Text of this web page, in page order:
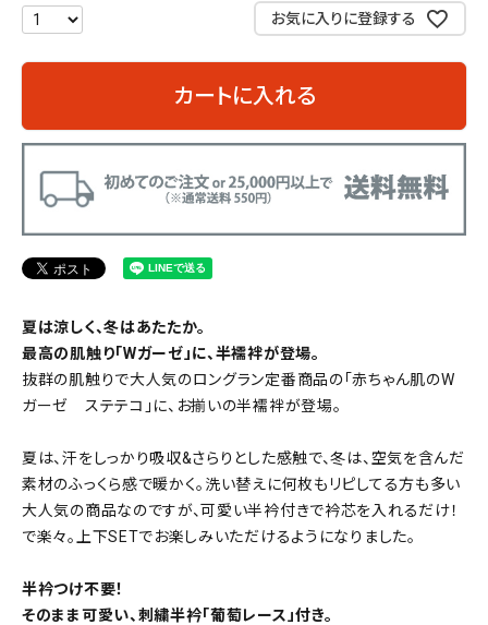
お気に入りに登録する
カートに入れる
夏は涼しく、冬はあたたか。
最高の肌触り「Wガーゼ」に、半襦袢が登場。
抜群の肌触りで大人気のロングラン定番商品の「赤ちゃん肌のW
ガーゼ ステテコ」に、お揃いの半襦袢が登場。
夏は、汗をしっかり吸収&さらりとした感触で、冬は、空気を含んだ
素材のふっくら感で暖かく。洗い替えに何枚もリピしてる方も多い
大人気の商品なのですが、可愛い半衿付きで衿芯を入れるだけ！
で楽々。上下SETでお楽しみいただけるようになりました。
半衿つけ不要！
そのまま可愛い、刺繍半衿「葡萄レース」付き。